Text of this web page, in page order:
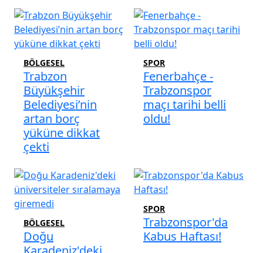
BÖLGESEL
Trabzon
Büyükşehir
Belediyesi’nin
artan borç
yüküne dikkat
çekti
SPOR
Fenerbahçe -
Trabzonspor
maçı tarihi belli
oldu!
BÖLGESEL
Doğu
SPOR
Trabzonspor'da
Kabus Haftası!